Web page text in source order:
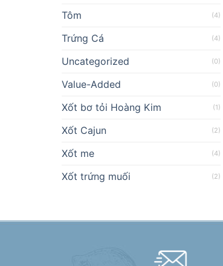
Tôm (4)
Trứng Cá (4)
Uncategorized (0)
Value-Added (0)
Xốt bơ tỏi Hoàng Kim (1)
Xốt Cajun (2)
Xốt me (4)
Xốt trứng muối (2)